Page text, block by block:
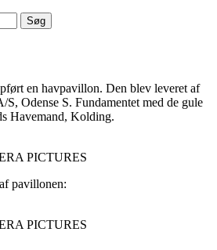
en havpavillon. Den blev leveret af
Odense S. Fundamentet med de gule
Havemand, Kolding.
PICTURES
pavillonen:
PICTURES